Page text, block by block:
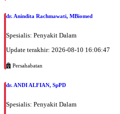
dr. Anindita Rachmawati, MBiomed
Spesialis: Penyakit Dalam
Update terakhir: 2026-08-10 16:06:47
Persahabatan
dr. ANDI ALFIAN, SpPD
Spesialis: Penyakit Dalam